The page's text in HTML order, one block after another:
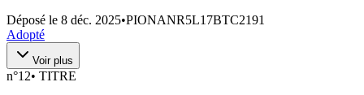
Déposé le 8 déc. 2025•PIONANR5L17BTC2191
Adopté
Voir plus
n°12• TITRE